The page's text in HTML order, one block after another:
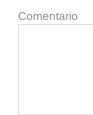
Comentario